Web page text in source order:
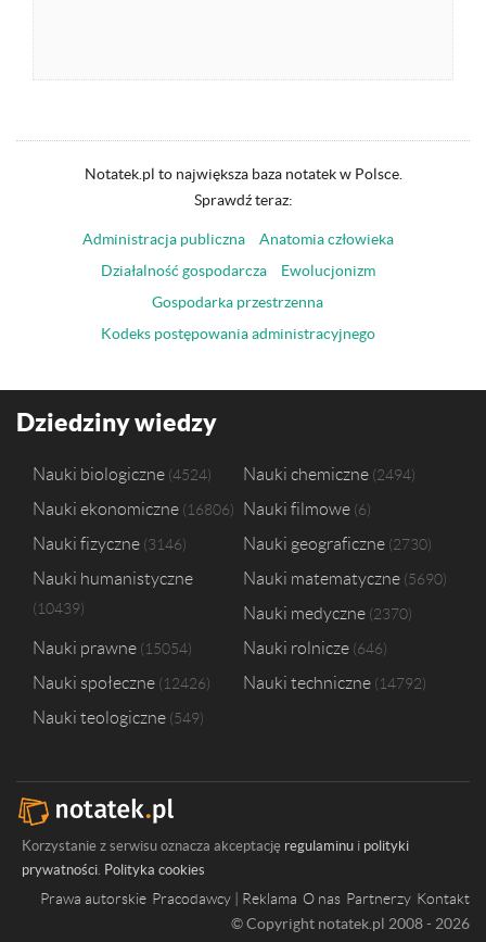
Notatek.pl to największa baza notatek w Polsce.
Sprawdź teraz:
Administracja publiczna
Anatomia człowieka
Działalność gospodarcza
Ewolucjonizm
Gospodarka przestrzenna
Kodeks postępowania administracyjnego
Dziedziny wiedzy
Nauki biologiczne 4524 Nauki chemiczne 2494
Nauki ekonomiczne 16806 Nauki filmowe 6
Nauki fizyczne 3146 Nauki geograficzne 2730
Nauki humanistyczne
10439
Nauki matematyczne 5690
Nauki medyczne 2370
Nauki prawne 15054 Nauki rolnicze 646
Nauki społeczne 12426 Nauki techniczne 14792
Nauki teologiczne 549
Korzystanie z serwisu oznacza akceptację regulaminu i polityki
prywatności. Polityka cookies
Prawa autorskie Pracodawcy | Reklama O nas Partnerzy Kontakt
© Copyright notatek.pl 2008 - 2026